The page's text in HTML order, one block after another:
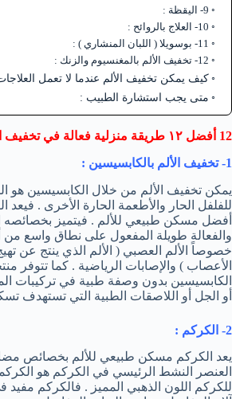
9- اليقظة :
10- العلاج بالروائح :
11- بوسويلا ( اللبان المنشاري ) :
12- تخفيف الألم بالمغنسيوم والزنك :
كيف يمكن تخفيف الألم عندما لا تعمل
متى يجب استشارة الطبيب :
12 أفضل ١٢ طريقة منزلية فعالة في تخفيف الألم :
1- تخفيف الألم بالكابسيسين :
يمكن تخفيف الألم من خلال الكابسيسين هو
للفلفل الحار والأطعمة الحارة الأخرى . فيعد
أفضل مسكن طبيعي للألم . فيتميز بخصائصه
والفعالة طويلة المفعول على نطاق واسع من
خصوصاً الألم العصبي ( الألم الذي ينتج عن
الأعصاب ) والإصابات الرياضية . كما تتوفر
الكابسيسين بدون وصفة طبية في تركيبات
أو الجل أو اللاصقات الطبية التي تستهدف
2- الكركم :
يعد الكركم مسكن طبيعي للألم بخصائص
العنصر النشط الرئيسي في الكركم هو
للكركم اللون الذهبي المميز . فالكركم